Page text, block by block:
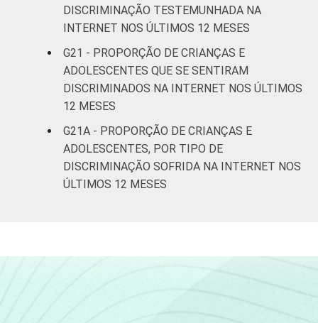
DISCRIMINAÇÃO TESTEMUNHADA NA
INTERNET NOS ÚLTIMOS 12 MESES
G21 - PROPORÇÃO DE CRIANÇAS E
ADOLESCENTES QUE SE SENTIRAM
DISCRIMINADOS NA INTERNET NOS ÚLTIMOS
12 MESES
G21A - PROPORÇÃO DE CRIANÇAS E
ADOLESCENTES, POR TIPO DE
DISCRIMINAÇÃO SOFRIDA NA INTERNET NOS
ÚLTIMOS 12 MESES